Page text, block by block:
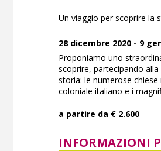
Un viaggio per scoprire la
28 dicembre 2020 - 9
Proponiamo uno
scoprire, partecipando
storia: le numerose
coloniale italiano e i
a partire da € 2.600
INFORMAZIONI